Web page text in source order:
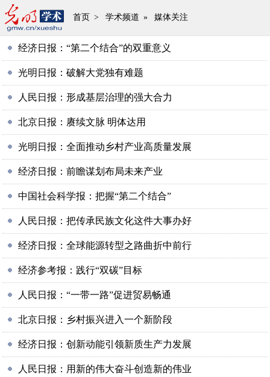
首页 > 学术频道 » 媒体关注
经济日报：“第二个结合”的双重意义
光明日报：破解大党独有难题
人民日报：形成基层治理的强大合力
北京日报：赓续文脉 明体达用
光明日报：全面推动乡村产业高质量发展
经济日报：前瞻谋划布局未来产业
中国社会科学报：把握“第二个结合”
人民日报：把传承民族文化这件大事办好
经济日报：全球能源转型之路曲折中前行
经济参考报：践行“双碳”目标
人民日报：“一带一路”促进贸易畅通
北京日报：乡村振兴进入一个新阶段
经济日报：创新动能引领新质生产力发展
人民日报：用新的伟大奋斗创造新的伟业